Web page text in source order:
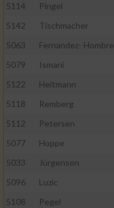
5114
Pingel
5142
Tischmacher
5063
Fernandez- Hombre
5079
Ismani
5122
Heitmann
5118
Remberg
5112
Petersen
5077
Hoppe
5033
Jürgensen
5096
Luzic
5108
Pegel